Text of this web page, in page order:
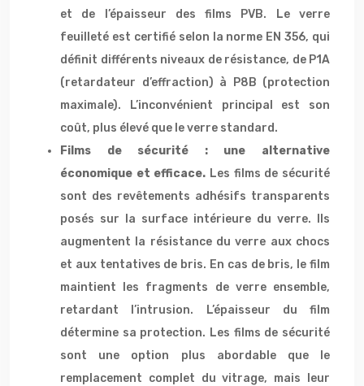
et de l’épaisseur des films PVB. Le verre
feuilleté est certifié selon la norme EN 356, qui
définit différents niveaux de résistance, de P1A
(retardateur d’effraction) à P8B (protection
maximale). L’inconvénient principal est son
coût, plus élevé que le verre standard.
Films de sécurité : une alternative
économique et efficace. Les films de sécurité
sont des revêtements adhésifs transparents
posés sur la surface intérieure du verre. Ils
augmentent la résistance du verre aux chocs
et aux tentatives de bris. En cas de bris, le film
maintient les fragments de verre ensemble,
retardant l’intrusion. L’épaisseur du film
détermine sa protection. Les films de sécurité
sont une option plus abordable que le
remplacement complet du vitrage, mais leur